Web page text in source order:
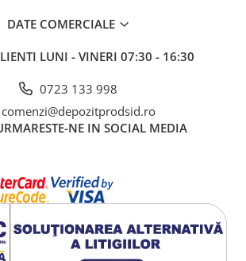
DATE COMERCIALE
LUNI - VINERI 07:30 - 16:30
0723 133 998
comenzi@depozitprodsid.ro
NE IN SOCIAL MEDIA